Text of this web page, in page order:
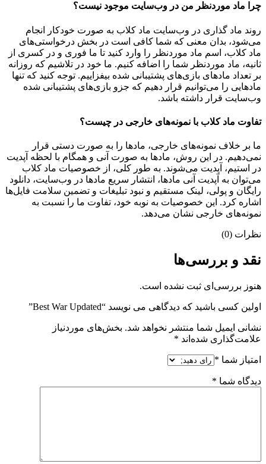
چرا ماد موردنظر من در وب‌سایت موجود نیست؟
روند ماد گذاری در وب‌سایت ماد کلاب به صورت خودکار انجام
می‌شود، بدان معنی که شما کافی است در بخش درخواستی‌های
ماد کلاب، اسم ماد موردنظر را وارد کنید تا ما فوری و در کسری از
ثانیه، ماد موردنظر شما را اضافه کنیم. ما خود در تلاشیم که روزانه
بر تعداد مادهای بازی‌های پشتیبانی شده بیفزاییم. توجه کنید که تنها
مادهایی را می‌توانیم قرار دهیم که جزو بازی‌های پشتیبانی شده
وب‌سایت قرار داشته باشد.
تفاوت ماد کلاب با نمونه‌های خارجی در چیست؟
ما بر خلاف نمونه‌های خارجی، مادها را به صورت دستی قرار
نمی‌دهیم. در این روش، مادها به صورت آنی و همگام با لحظه آپدیت
در استیم، آپدیت می‌شوند. به طور کلی، از خصوصیات ماد کلاب
می‌‌توان به آپدیت آنی مادها، انتشار سریع مادها در وب‌سایت، دانلود
رایگان و پولی، لینک مستقیم و نبود تبلیغات و تضمین سلامت فایل‌ها
اشاره کرد. این خصوصیات به نوبه خود، تفاوت ما را نسبت به
نمونه‌های خارجی نشان می‌دهد.
نظرات (0)
نقد و بررسی‌ها
هنوز بررسی‌ای ثبت نشده است.
اولین کسی باشید که دیدگاهی می نویسد “Best War Updated”
نشانی ایمیل شما منتشر نخواهد شد. بخش‌های موردنیاز
علامت‌گذاری شده‌اند *
امتیاز شما *
دیدگاه شما *